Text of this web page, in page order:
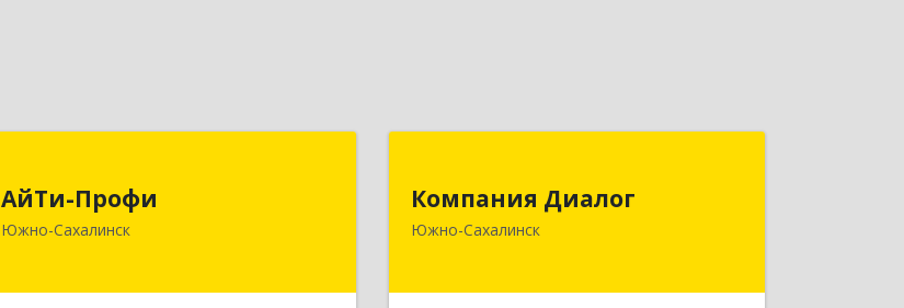
АйТи-Профи
Южно-Сахалинск
693023, Сахалинская обл, город
Южно-Сахалинск г.о., Южно-
№ 4
Компания Диалог
Южно-Сахалинск
693023, Сахалинская обл, Южно-
Сахалинск г, Комсомольская ул, дом